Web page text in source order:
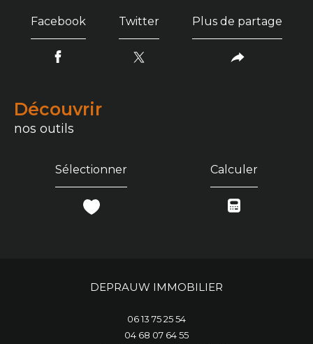
Facebook Twitter Plus de partage
découvrir
nos outils
Sélectionner Calculer
DEPRAUW IMMOBILIER
06 13 75 25 54
04 68 07 64 55